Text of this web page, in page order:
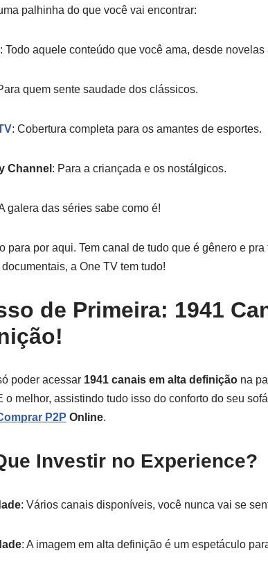
palhinha do que você vai encontrar:
: Todo aquele conteúdo que você ama, desde novelas
quem sente saudade dos clássicos.
: Cobertura completa para os amantes de esportes.
Channel : Para a criançada e os nostálgicos.
galera das séries sabe como é!
para por aqui. Tem canal de tudo que é gênero e
a One TV tem tudo!
de Primeira: 1941
poder acessar 1941 canais em alta definição na
o melhor, assistindo tudo isso do conforto do seu
P2P Online.
Investir no Experience?
: Vários canais disponíveis, você nunca vai se
: A imagem em alta definição é um espetáculo